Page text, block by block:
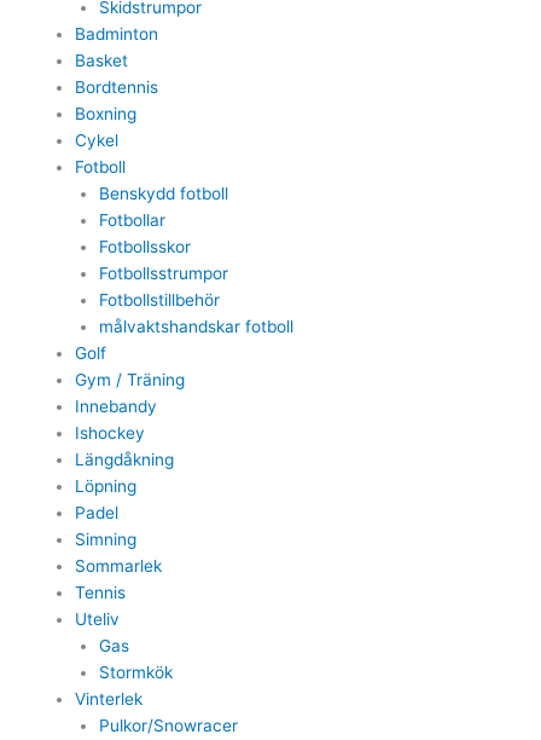
Skidstrumpor
Badminton
Basket
Bordtennis
Boxning
Cykel
Fotboll
Benskydd fotboll
Fotbollar
Fotbollsskor
Fotbollsstrumpor
Fotbollstillbehör
målvaktshandskar fotboll
Golf
Gym / Träning
Innebandy
Ishockey
Längdåkning
Löpning
Padel
Simning
Sommarlek
Tennis
Uteliv
Gas
Stormkök
Vinterlek
Pulkor/Snowracer